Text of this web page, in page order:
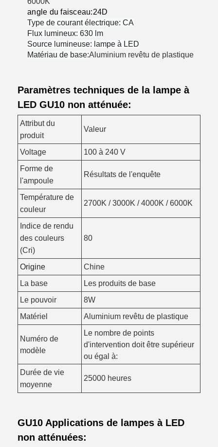
angle du faisceau:24D
Type de courant électrique: CA
Flux lumineux: 630 lm
Source lumineuse: lampe à LED
Matériau de base:Aluminium revêtu de plastique
Paramètres techniques de la lampe à
LED GU10 non atténuée:
Attribut du
produit
Valeur
Voltage
100 à 240 V
Forme de
l'ampoule
Résultats de l'enquête
Température de
couleur
2700K / 3000K / 4000K / 6000K
Indice de rendu
des couleurs
(Cri)
80
Origine
Chine
La base
Les produits de base
Le pouvoir
8W
Matériel
Aluminium revêtu de plastique
Numéro de
modèle
Le nombre de points
d'intervention doit être supérieur
ou égal à:
Durée de vie
moyenne
25000 heures
GU10 Applications de lampes à LED
non atténuées: